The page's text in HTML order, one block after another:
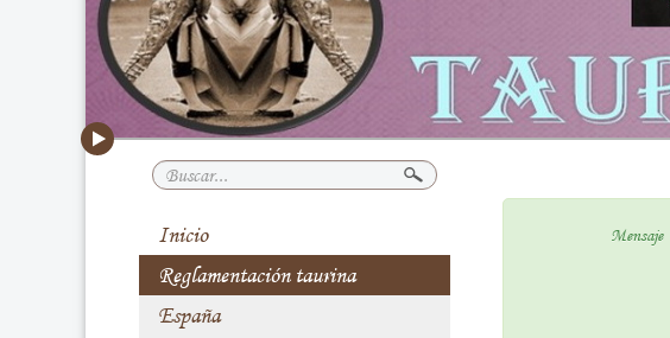
Buscar...
Inicio
Reglamentación taurina
España
Mensaje